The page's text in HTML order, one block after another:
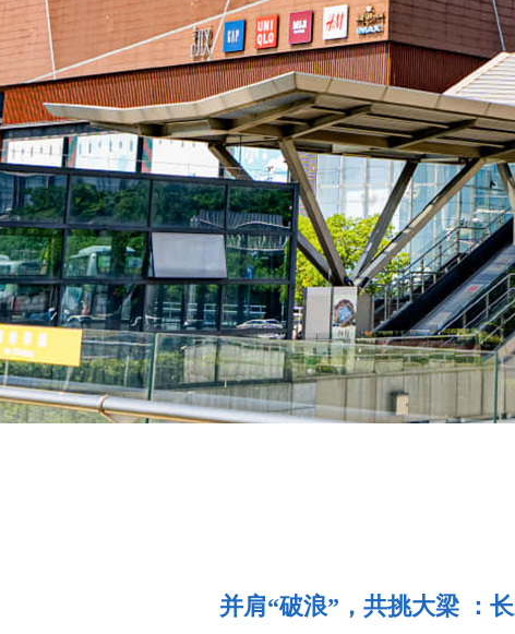
并肩“破浪”，共挑大梁 ：